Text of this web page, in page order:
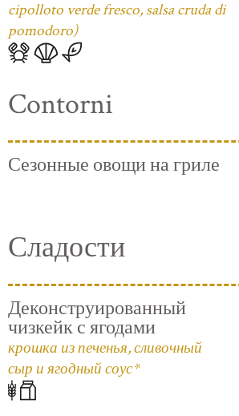
cipolloto verde fresco, salsa cruda di
pomodoro)
Contorni
Сезонные овощи на гриле
Сладости
Деконструированный
чизкейк с ягодами
крошка из печенья, сливочный
сыр и ягодный соус*